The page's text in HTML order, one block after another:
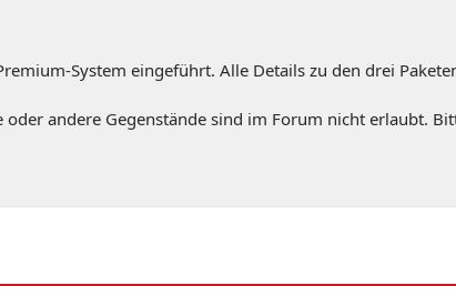
System eingeführt. Alle Details zu den drei
andere Gegenstände sind im Forum nicht erlaubt.